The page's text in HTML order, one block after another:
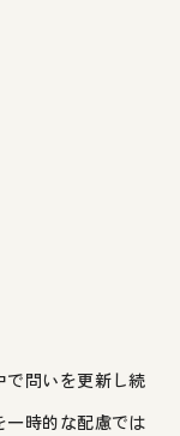
問いを更新し続
一時的な配慮では